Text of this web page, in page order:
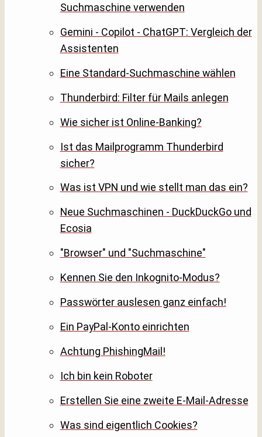
Suchmaschine verwenden
Gemini - Copilot - ChatGPT: Vergleich der
Assistenten
Eine Standard-Suchmaschine wählen
Thunderbird: Filter für Mails anlegen
Wie sicher ist Online-Banking?
Ist das Mailprogramm Thunderbird
sicher?
Was ist VPN und wie stellt man das ein?
Neue Suchmaschinen - DuckDuckGo und
Ecosia
"Browser" und "Suchmaschine"
Kennen Sie den Inkognito-Modus?
Passwörter auslesen ganz einfach!
Ein PayPal-Konto einrichten
Achtung PhishingMail!
Ich bin kein Roboter
Erstellen Sie eine zweite E-Mail-Adresse
Was sind eigentlich Cookies?